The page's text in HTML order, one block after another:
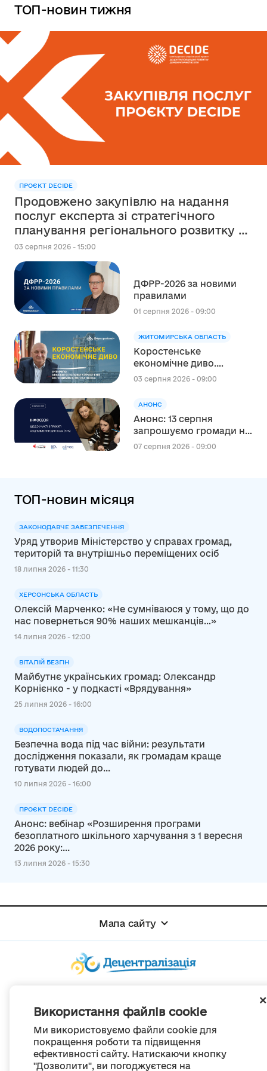
Використання файлів cookie
Ми використовуємо файли cookie для
покращення роботи та підвищення
ефективності сайту. Натискаючи кнопку
"Дозволити", ви погоджуєтеся на
ТОП-новин тижня
ПРОЄКТ DECIDE
Продовжено закупівлю на надання
послуг експерта зі стратегічного
планування регіонального розвитку в
сфері освіти в межах реалізації
Швейцарсько-українського Проєкту
DECIDE
03 серпня 2026 - 15:00
ДФРР-2026 за новими
правилами
01 серпня 2026 - 09:00
ЖИТОМИРСЬКА ОБЛАСТЬ
Коростенське
економічне диво.
Інтерв’ю міського голови
03 серпня 2026 - 09:00
АНОНС
Анонс: 13 серпня
запрошуємо громади на
інформаційну сесію
07 серпня 2026 - 09:00
ТОП-новин місяця
ЗАКОНОДАВЧЕ ЗАБЕЗПЕЧЕННЯ
Уряд утворив Міністерство у справах громад,
територій та внутрішньо переміщених осіб
18 липня 2026 - 11:30
ХЕРСОНСЬКА ОБЛАСТЬ
Олексій Марченко: «Не сумніваюся у тому, що до
нас повернеться 90% наших мешканців…»
14 липня 2026 - 12:00
ВІТАЛІЙ БЕЗГІН
Майбутнє українських громад: Олександр
Корнієнко - у подкасті «Врядування»
25 липня 2026 - 16:00
ВОДОПОСТАЧАННЯ
Безпечна вода під час війни: результати
дослідження показали, як громадам краще
готувати людей до...
10 липня 2026 - 16:00
ПРОЄКТ DECIDE
Анонс: вебінар «Розширення програми
безоплатного шкільного харчування з 1 вересня
2026 року:...
13 липня 2026 - 15:30
Мапа сайту
Проект був створений 2014 року для комунікації реформи місцевого
самоврядування
та територіальної організації влади в Україні.
Створення та наповнення - ГО «Портал «Децентралізація»
Весь контент доступний за ліцензією
Creative Commons Attribution 4.0 International license,
якщо не зазначено інше